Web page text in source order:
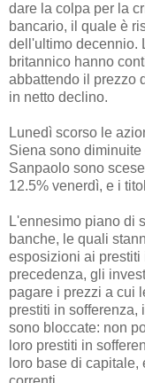
dare la colpa per la
bancario, il quale è
dell'ultimo decennio.
britannico hanno
abbattendo il prezzo
in netto declino.
Lunedì scorso le
Siena sono
Sanpaolo sono
12.5% venerdì, e i
L'ennesimo piano di
banche, le quali
esposizioni ai prestiti
precedenza, gli
pagare i prezzi a cui
prestiti in
sono bloccate: non
loro prestiti in
loro base di